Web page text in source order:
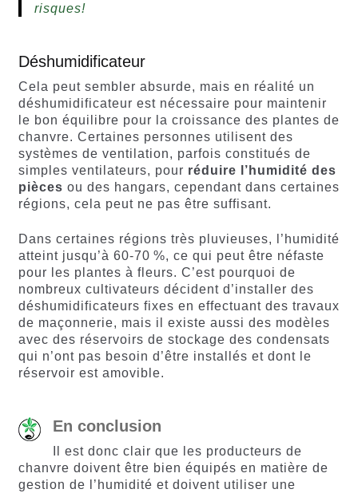
risques!
Déshumidificateur
Cela peut sembler absurde, mais en réalité un
déshumidificateur est nécessaire pour maintenir
le bon équilibre pour la croissance des plantes de
chanvre. Certaines personnes utilisent des
systèmes de ventilation, parfois constitués de
simples ventilateurs, pour réduire l’humidité des
pièces ou des hangars, cependant dans certaines
régions, cela peut ne pas être suffisant.
Dans certaines régions très pluvieuses, l’humidité
atteint jusqu’à 60-70 %, ce qui peut être néfaste
pour les plantes à fleurs. C’est pourquoi de
nombreux cultivateurs décident d’installer des
déshumidificateurs fixes en effectuant des travaux
de maçonnerie, mais il existe aussi des modèles
avec des réservoirs de stockage des condensats
qui n’ont pas besoin d’être installés et dont le
réservoir est amovible.
En conclusion
Il est donc clair que les producteurs de
chanvre doivent être bien équipés en matière de
gestion de l’humidité et doivent utiliser une